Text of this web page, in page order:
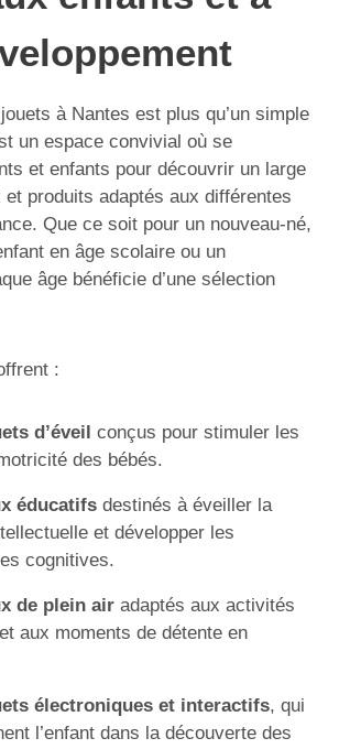
à Nantes est plus qu’un simple
un espace convivial où se
et enfants pour découvrir un large
produits adaptés aux différentes
Que ce soit pour un nouveau-né,
en âge scolaire ou un
âge bénéficie d’une sélection
:
d’éveil conçus pour stimuler les
des bébés.
éducatifs destinés à éveiller la
et développer les
cognitives.
de plein air adaptés aux activités
aux moments de détente en
électroniques et interactifs, qui
l’enfant dans la découverte des